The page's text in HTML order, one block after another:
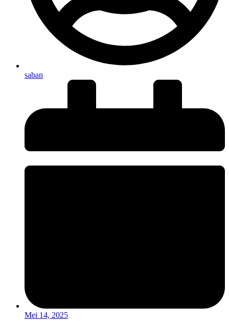
saban
Mei 14, 2025